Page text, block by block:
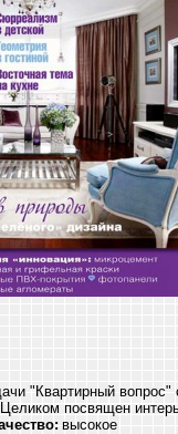
"Квартирный вопрос"
посвящен
высокое